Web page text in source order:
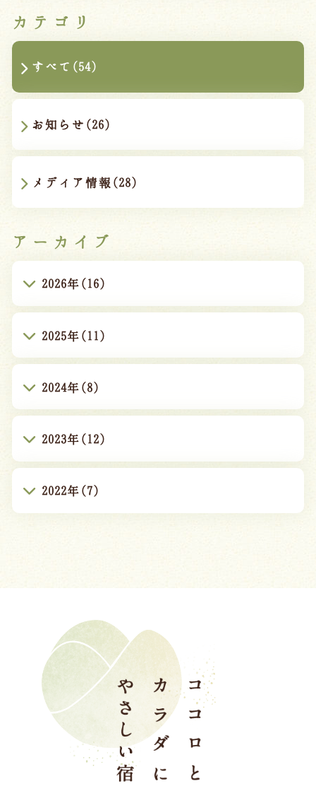
カテゴリ
すべて(54)
お知らせ(26)
メディア情報(28)
アーカイブ
2026年(16)
2025年(11)
2024年(8)
2023年(12)
2022年(7)